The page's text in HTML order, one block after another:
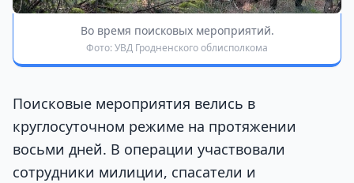
Во время поисковых мероприятий.
Фото: УВД Гродненского облисполкома
Поисковые мероприятия велись в
круглосуточном режиме на протяжении
восьми дней. В операции участвовали
сотрудники милиции, спасатели и